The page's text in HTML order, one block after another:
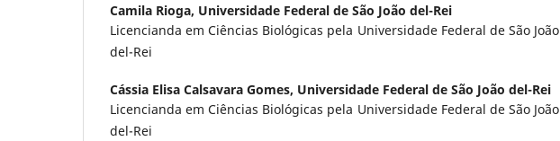
Camila Rioga, Universidade Federal de São João del-Rei
Licencianda em Ciências Biológicas pela Universidade Federal de São João
del-Rei
Cássia Elisa Calsavara Gomes, Universidade Federal de São João del-Rei
Licencianda em Ciências Biológicas pela Universidade Federal de São João
del-Rei